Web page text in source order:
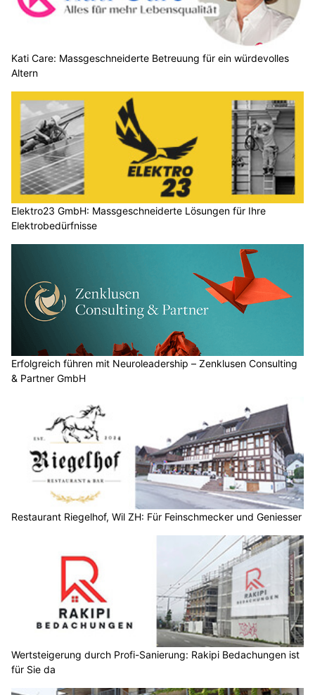
Kati Care: Massgeschneiderte Betreuung für ein würdevolles
Altern
Elektro23 GmbH: Massgeschneiderte Lösungen für Ihre
Elektrobedürfnisse
Erfolgreich führen mit Neuroleadership – Zenklusen Consulting
& Partner GmbH
Restaurant Riegelhof, Wil ZH: Für Feinschmecker und Geniesser
Wertsteigerung durch Profi-Sanierung: Rakipi Bedachungen ist
für Sie da